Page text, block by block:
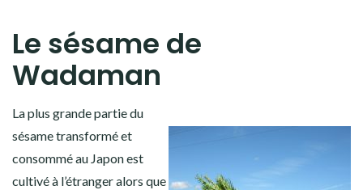
Le sésame de
Wadaman
La plus grande partie du
sésame transformé et
consommé au Japon est
cultivé à l’étranger alors que